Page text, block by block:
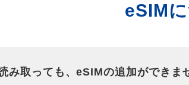
eSIM
み取っても、eSIMの追加ができま